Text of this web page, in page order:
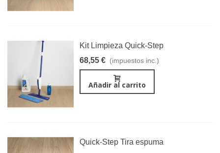
Kit Limpieza Quick-Step
68,55 € (impuestos inc.)
Añadir al carrito
Quick-Step Tira espuma